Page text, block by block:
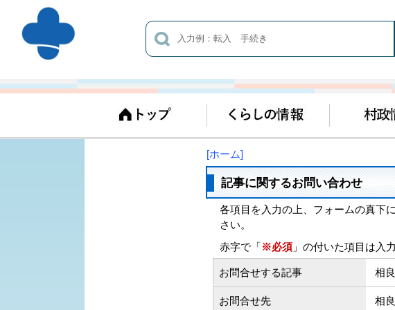
[ホーム]
記事に関するお問い合わせ
各項目を入力の上、フォームの真下
さい。
赤字で「※必須 」の付いた項目は入
お問合せする記事 相
お問合せ先 相